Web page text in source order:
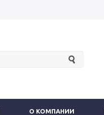
О КОМПАНИИ